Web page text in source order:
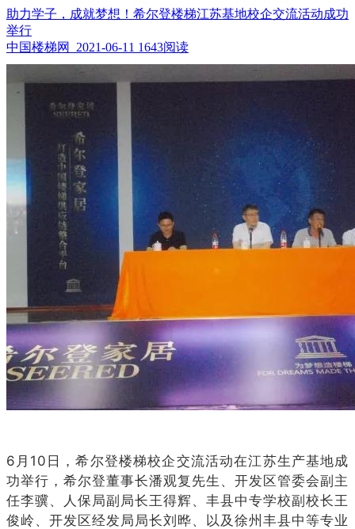
助力学子，成就梦想！希尔登楼梯江苏基地校企交流活动成功
举行
中国楼梯网 2021-06-11 1643阅读
6月10日，希尔登楼梯校企交流活动在江苏生产基地成
功举行，希尔登董事长潘观复先生、开发区管委会副主
任李骥、人保局副局长王得辉、丰县中专学校副校长王
俊岭、开发区经发局局长刘晔、以及徐州丰县中等专业